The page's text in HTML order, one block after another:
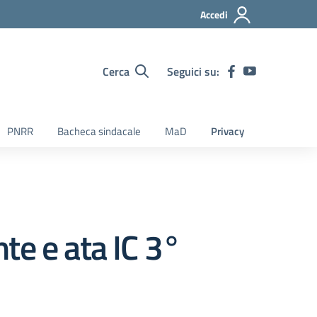
Accedi
Cerca Seguici su:
PNRR Bacheca sindacale MaD Privacy
e ata IC 3°